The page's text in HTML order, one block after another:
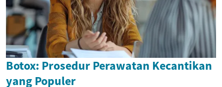
Botox: Prosedur Perawatan Kecantikan
yang Populer